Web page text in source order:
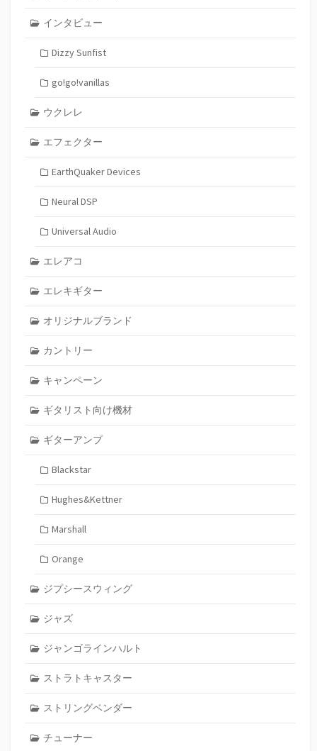
インタビュー
Dizzy Sunfist
go!go!vanillas
ウクレレ
エフェクター
EarthQuaker Devices
Neural DSP
Universal Audio
エレアコ
エレキギター
オリジナルブランド
カントリー
キャンペーン
ギタリスト向け機材
ギターアンプ
Blackstar
Hughes&Kettner
Marshall
Orange
ジプシースウィング
ジャズ
ジャンゴラインハルト
ストラトキャスター
ストリングベンダー
チューナー